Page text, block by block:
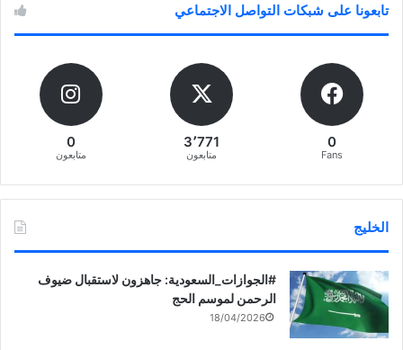
تابعونا على شبكات التواصل الاجتماعي
0
Fans
3٬771
متابعون
0
متابعون
الخليج
‏‎#الجوازات_السعودية: جاهزون لاستقبال ضيوف
الرحمن لموسم الحج
18/04/2026